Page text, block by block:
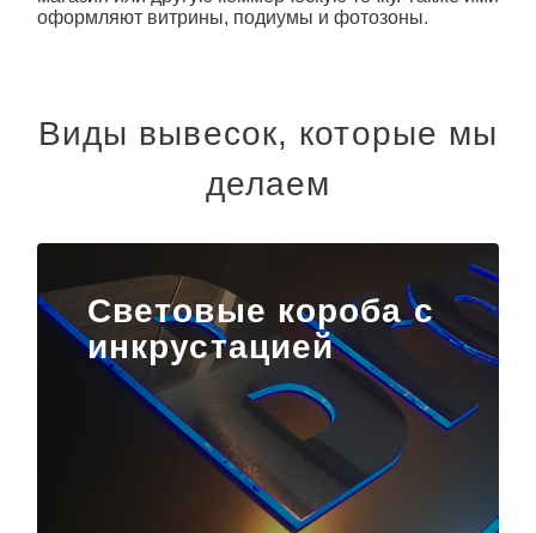
делаем
Световые короба с
инкрустацией